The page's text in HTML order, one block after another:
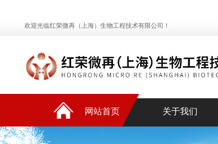
欢迎光临红荣微再（上海）生物工程技术有限公司！
网站首页 关于我们